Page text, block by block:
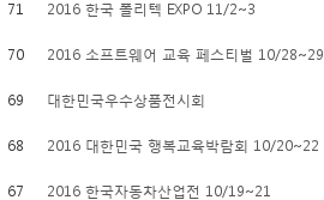
71 2016 한국 폴리텍 EXPO 11/2~3
70 2016 소프트웨어 교육 페스티벌 10/28~29
69 대한민국우수상품전시회
68 2016 대한민국 행복교육박람회 10/20~22
67 2016 한국자동차산업전 10/19~21